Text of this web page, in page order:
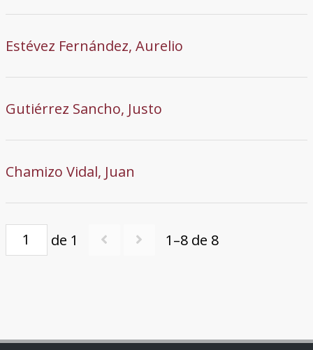
Estévez Fernández, Aurelio
Gutiérrez Sancho, Justo
Chamizo Vidal, Juan
de 1 1–8 de 8